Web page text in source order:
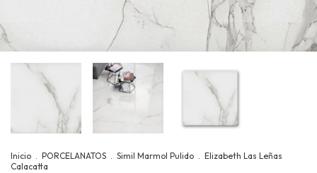
Inicio . PORCELANATOS . Simil Marmol Pulido . Elizabeth Las Leñas
Calacatta